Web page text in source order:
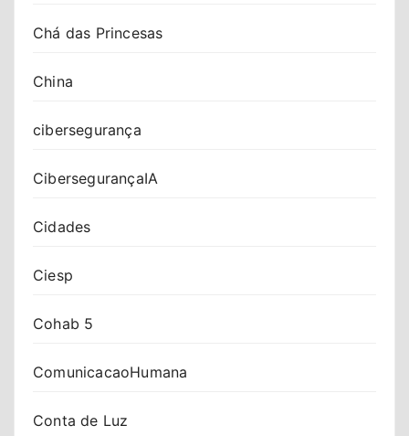
Chá das Princesas
China
cibersegurança
CibersegurançaIA
Cidades
Ciesp
Cohab 5
ComunicacaoHumana
Conta de Luz